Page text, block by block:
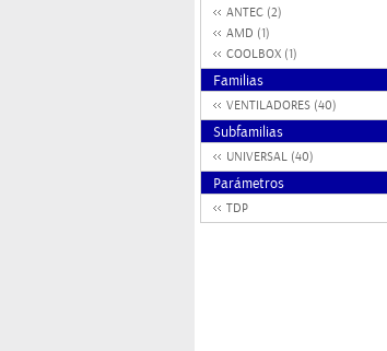
ANTEC (2)
AMD (1)
COOLBOX (1)
Familias
VENTILADORES (40)
Subfamilias
UNIVERSAL (40)
Parámetros
TDP